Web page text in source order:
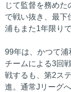
じて監督を務め
で戦い抜き、最下
浦もまた1年限り
99年は、かつて
チームによる3回
戦するも、第2ス
進。通常Jリーグ